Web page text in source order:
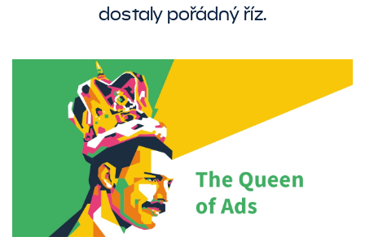
dostaly pořádný říz.